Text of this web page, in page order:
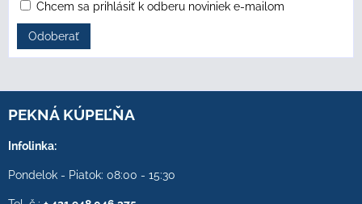
Chcem sa prihlásiť k odberu noviniek e-mailom
Odoberať
PEKNÁ KÚPEĽŇA
Infolinka:
Pondelok - Piatok: 08:00 - 15:30